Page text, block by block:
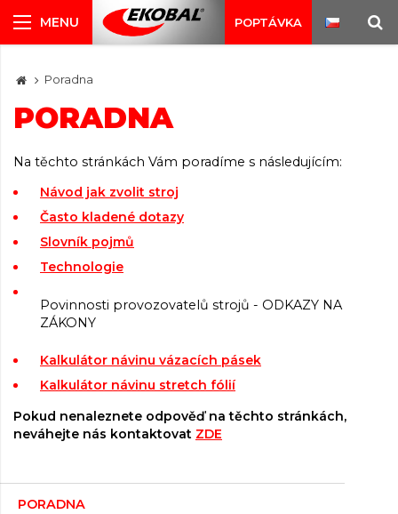
POPTÁVKA
Poradna
PORADNA
Na těchto stránkách Vám poradíme s následujícím:
Návod jak zvolit stroj
Často kladené dotazy
Slovník pojmů
Technologie
Povinnosti provozovatelů strojů - ODKAZY NA
ZÁKONY
Kalkulátor návinu vázacích pásek
Kalkulátor návinu stretch fólií
Pokud nenaleznete odpověď na těchto stránkách,
neváhejte nás kontaktovat ZDE
PORADNA